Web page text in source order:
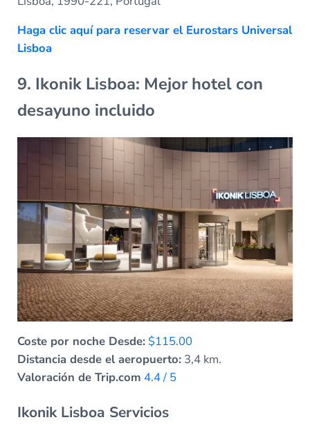
Haga clic aquí para reservar el Eurostars Universal
Lisboa
9. Ikonik Lisboa: Mejor hotel con
desayuno incluido
Coste por noche Desde: $115.00
Distancia desde el aeropuerto:3,4 km.
Valoración de Trip.com 4.4 / 5
Ikonik Lisboa Servicios